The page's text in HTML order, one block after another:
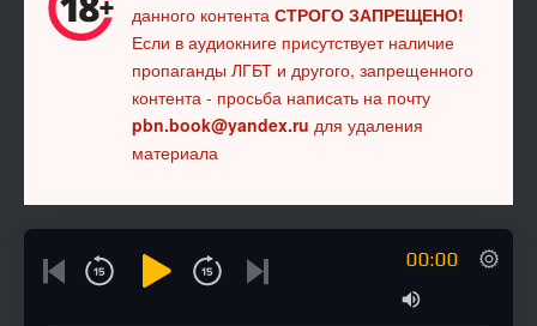
данного контента СТРОГО ЗАПРЕЩЕНО!
Если в аудиокниге присутствует наличие
пропаганды ЛГБТ и другого, запрещенного
контента - просьба написать на почту
pbn.book@yandex.ru для удаления
материала
00:00